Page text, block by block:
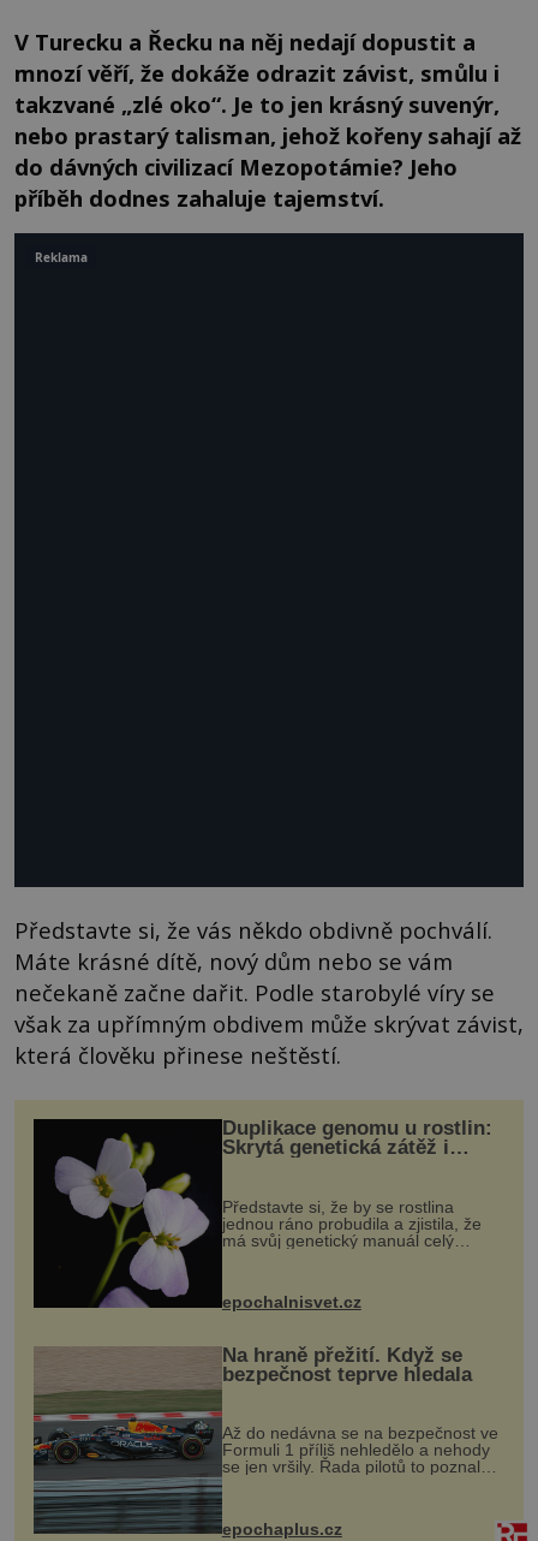
V Turecku a Řecku na něj nedají dopustit a
mnozí věří, že dokáže odrazit závist, smůlu i
takzvané „zlé oko“. Je to jen krásný suvenýr,
nebo prastarý talisman, jehož kořeny sahají až
do dávných civilizací Mezopotámie? Jeho
příběh dodnes zahaluje tajemství.
Představte si, že vás někdo obdivně pochválí.
Máte krásné dítě, nový dům nebo se vám
nečekaně začne dařit. Podle starobylé víry se
však za upřímným obdivem může skrývat závist,
která člověku přinese neštěstí.
Duplikace genomu u rostlin:
Skrytá genetická zátěž i
Představte si, že by se rostlina
jednou ráno probudila a zjistila, že
má svůj genetický manuál celý
vstupenka...
epochalnisvet.cz
Na hraně přežití. Když se
bezpečnost teprve hledala
Až do nedávna se na bezpečnost ve
Formuli 1 příliš nehledělo a nehody
se jen vršily. Řada pilotů to poznala
na vlastní kůži, často s trvalými
následky nebo bohužel i ztrátou
života. Dnes nepochopiteln...
epochaplus.cz
Reklama